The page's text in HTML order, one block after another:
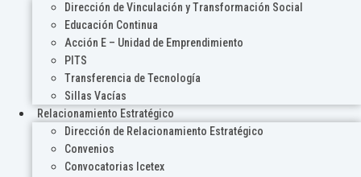
Dirección de Vinculación y Transformación Social
Educación Continua
Acción E – Unidad de Emprendimiento
PITS
Transferencia de Tecnología
Sillas Vacías
Relacionamiento Estratégico
Dirección de Relacionamiento Estratégico
Convenios
Convocatorias Icetex